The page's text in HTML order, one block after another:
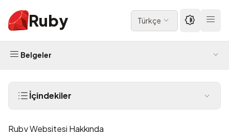
Ruby Türkçe
Belgeler
İçindekiler
Ruby Websitesi Hakkında